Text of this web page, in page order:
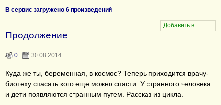
В сервис загружено 6 произведений
Продолжение
0 30.08.2014
Куда же ты, беременная, в космос? Теперь приходится врачу-
биотеху спасать кого еще можно спасти. У странного человека
и дети появляются странным путем. Рассказ из цикла.